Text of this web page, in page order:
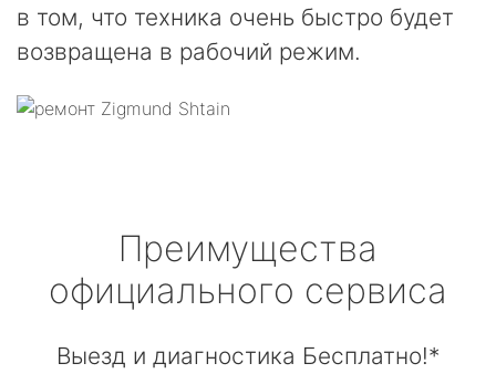
в том, что техника очень быстро будет
возвращена в рабочий режим.
Преимущества
официального сервиса
Выезд и диагностика Бесплатно!*